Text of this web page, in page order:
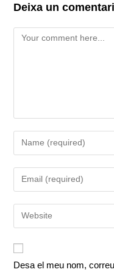
Deixa un comentari
Desa el meu nom,